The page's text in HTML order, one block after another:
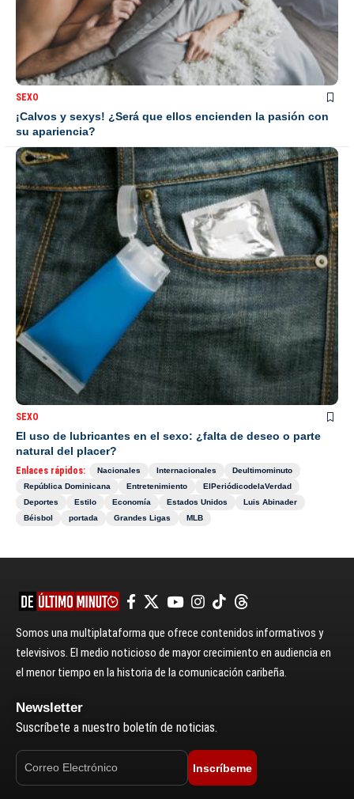
SEXO
¡Calvos y sexys! ¿Será que ellos encienden la pasión con
su apariencia?
SEXO
El uso de lubricantes en el sexo: ¿falta de deseo o parte
natural del placer?
Enlaces rápidos: Nacionales Internacionales
Deultimominuto
República Dominicana
Entretenimiento
ElPeriódicodelaVerdad
Deportes
Estilo Economía Estados Unidos
Luis Abinader
Béisbol
portada Grandes Ligas MLB
Somos una multiplataforma que ofrece contenidos informativos y
televisivos. El medio noticioso de mayor crecimiento en audiencia en
el menor tiempo en la historia de la comunicación caribeña.
Newsletter
Suscríbete a nuestro boletín de noticias.
Inscríbeme